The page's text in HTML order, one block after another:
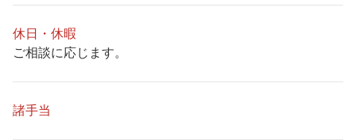
休日・休暇
ご相談に応じます。
諸手当